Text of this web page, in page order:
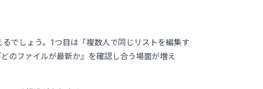
でしょう。1つ目は「複数人で同じリストを編集す
のファイルが最新か』を確認し合う場面が増え